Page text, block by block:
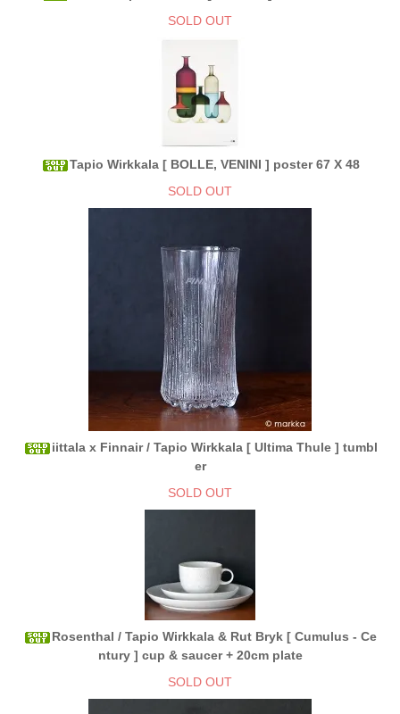
SOLD OUT
Tapio Wirkkala [ BOLLE, VENINI ] poster 67 X 48
SOLD OUT
iittala x Finnair / Tapio Wirkkala [ Ultima Thule ] tumbl
er
SOLD OUT
Rosenthal / Tapio Wirkkala & Rut Bryk [ Cumulus - Ce
ntury ] cup & saucer + 20cm plate
SOLD OUT